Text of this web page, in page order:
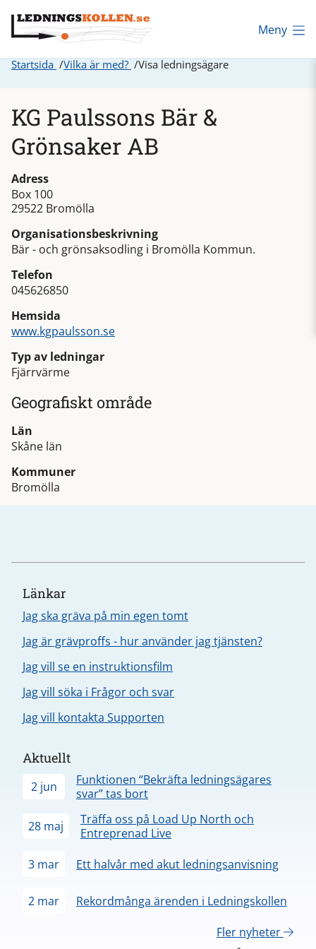
Meny
Startsida Vilka är med? Visa ledningsägare
KG Paulssons Bär &
Grönsaker AB
Adress
Box 100
29522 Bromölla
Organisationsbeskrivning
Bär - och grönsaksodling i Bromölla Kommun.
Telefon
045626850
Hemsida
www.kgpaulsson.se
Typ av ledningar
Fjärrvärme
Geografiskt område
Län
Skåne län
Kommuner
Bromölla
Länkar
Jag ska gräva på min egen tomt
Jag är grävproffs - hur använder jag tjänsten?
Jag vill se en instruktionsfilm
Jag vill söka i Frågor och svar
Jag vill kontakta Supporten
Aktuellt
2 jun
Funktionen “Bekräfta ledningsägares
svar” tas bort
28 maj
Träffa oss på Load Up North och
Entreprenad Live
3 mar
Ett halvår med akut ledningsanvisning
2 mar
Rekordmånga ärenden i Ledningskollen
Fler nyheter